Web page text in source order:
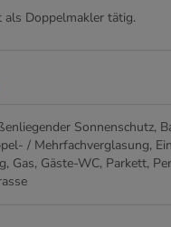
als Doppelmakler tätig.
Sonnenschutz
/ Mehrfachverglasung
Gas Gäste-WC Parkett